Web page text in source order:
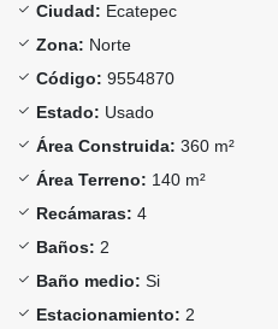
Ciudad: Ecatepec
Zona: Norte
Código: 9554870
Estado: Usado
Área Construida: 360 m²
Área Terreno: 140 m²
Recámaras: 4
Baños: 2
Baño medio: Si
Estacionamiento: 2